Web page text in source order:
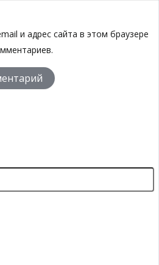
и адрес сайта в этом браузере